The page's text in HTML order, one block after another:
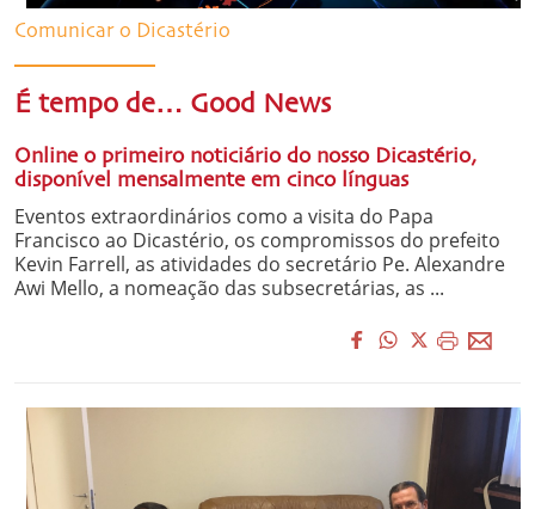
Comunicar o Dicastério
É tempo de… Good News
Online o primeiro noticiário do nosso Dicastério,
disponível mensalmente em cinco línguas
Eventos extraordinários como a visita do Papa
Francisco ao Dicastério, os compromissos do prefeito
Kevin Farrell, as atividades do secretário Pe. Alexandre
Awi Mello, a nomeação das subsecretárias, as ...